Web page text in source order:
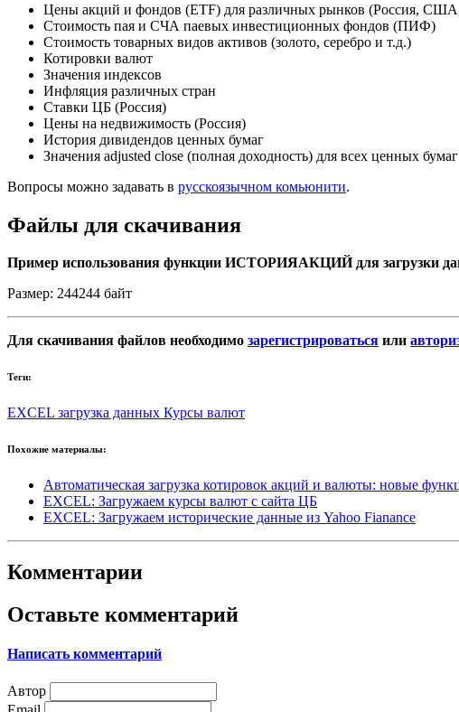
Цены акций и фондов (ETF) для различных рынков (Россия,
Стоимость пая и СЧА паевых инвестиционных фондов (ПИФ)
Стоимость товарных видов активов (золото, серебро и т.д.)
Котировки валют
Значения индексов
Инфляция различных стран
Ставки ЦБ (Россия)
Цены на недвижимость (Россия)
История дивидендов ценных бумаг
Значения adjusted close (полная доходность) для всех ценных бумаг
Вопросы можно задавать в русскоязычном комьюнити.
Файлы для скачивания
Пример использования функции ИСТОРИЯАКЦИЙ для загрузки
Размер: 244244 байт
Для скачивания файлов необходимо зарегистрироваться или
Теги:
EXCEL загрузка данных Курсы валют
Похожие материалы:
Автоматическая загрузка котировок акций и валюты: новые
EXCEL: Загружаем курсы валют с сайта ЦБ
EXCEL: Загружаем исторические данные из Yahoo Fianance
Комментарии
Оставьте комментарий
Написать комментарий
Автор